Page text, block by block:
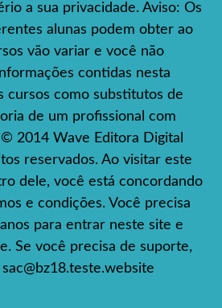
a sua privacidade. Aviso: Os
alunas podem obter ao
vão variar e você não
contidas nesta
cursos como substitutos de
de um profissional com
2014 Wave Editora Digital
reservados. Ao visitar este
dele, você está concordando
e condições. Você precisa
para entrar neste site e
Se você precisa de suporte,
sac@bz18.teste.website